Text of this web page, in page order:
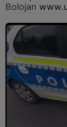
Bolojan